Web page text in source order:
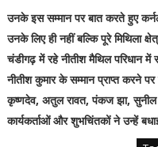
उनके इस सम्मान पर बात करते हुए
उनके लिए ही नहीं बल्कि पूरे मिथिला
चंडीगढ़ में रहे नीतीश मैथिल परिधान
नीतीश कुमार के सम्मान प्राप्त करने
कृष्णदेव, अतुल रावत, पंकज झा, सुनील
कार्यकर्ताओं और शुभचिंतकों ने उन्हें